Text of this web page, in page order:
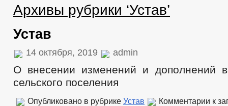
Архивы рубрики ‘Устав’
Устав
14 октября, 2019 admin
О внесении изменений и дополнений в
сельского поселения
Опубликовано в рубрике Устав Комментарии к